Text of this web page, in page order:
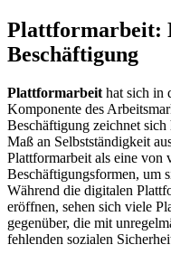
Plattformarbeit:
Beschäftigung
Plattformarbeit hat sich in
Komponente des
Beschäftigung zeichnet
Maß an Selbstständigkeit
Plattformarbeit als eine von
Beschäftigungsformen, um
Während die digitalen
eröffnen, sehen sich viele
gegenüber, die mit
fehlenden sozialen